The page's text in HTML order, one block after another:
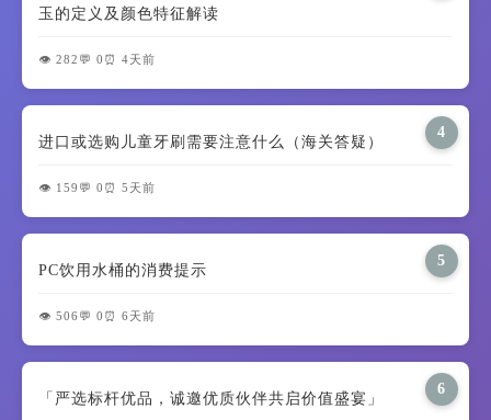
玉的定义及颜色特征解读
👁️ 282 💬 0 ⏰ 4天前
4
进口或选购儿童牙刷需要注意什么（海关答疑）
👁️ 159 💬 0 ⏰ 5天前
5
PC饮用水桶的消费提示
👁️ 506 💬 0 ⏰ 6天前
6
「严选标杆优品，诚邀优质伙伴共启价值盛宴」